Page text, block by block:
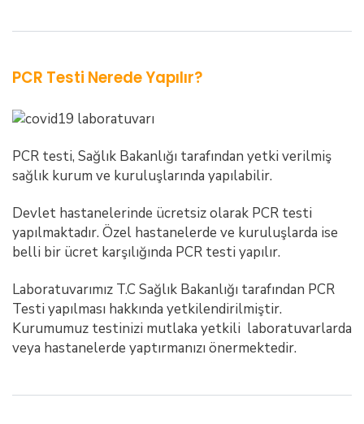
PCR Testi Nerede Yapılır?
PCR testi, Sağlık Bakanlığı tarafından yetki verilmiş
sağlık kurum ve kuruluşlarında yapılabilir.
Devlet hastanelerinde ücretsiz olarak PCR testi
yapılmaktadır. Özel hastanelerde ve kuruluşlarda ise
belli bir ücret karşılığında PCR testi yapılır.
Laboratuvarımız T.C Sağlık Bakanlığı tarafından PCR
Testi yapılması hakkında yetkilendirilmiştir.
Kurumumuz testinizi mutlaka yetkili laboratuvarlarda
veya hastanelerde yaptırmanızı önermektedir.